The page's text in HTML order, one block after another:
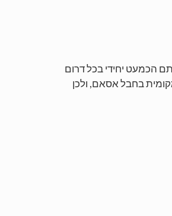
הכמעט יחידי בכל דרום
בחבל אסאם, ולכן